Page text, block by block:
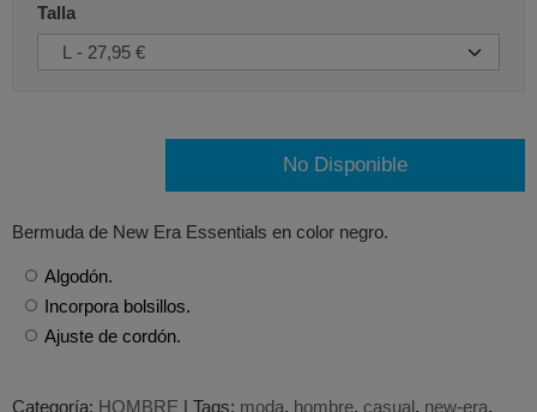
Talla
No Disponible
Bermuda de New Era Essentials en color negro.
Algodón.
Incorpora bolsillos.
Ajuste de cordón.
Categoría: HOMBRE | Tags: moda hombre casual new-era